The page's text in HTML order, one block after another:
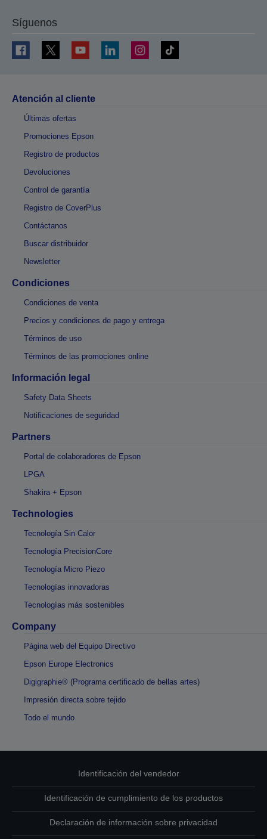
Síguenos
Atención al cliente
Últimas ofertas
Promociones Epson
Registro de productos
Devoluciones
Control de garantía
Registro de CoverPlus
Contáctanos
Buscar distribuidor
Newsletter
Condiciones
Condiciones de venta
Precios y condiciones de pago y entrega
Términos de uso
Términos de las promociones online
Información legal
Safety Data Sheets
Notificaciones de seguridad
Partners
Portal de colaboradores de Epson
LPGA
Shakira + Epson
Technologies
Tecnología Sin Calor
Tecnología PrecisionCore
Tecnología Micro Piezo
Tecnologías innovadoras
Tecnologías más sostenibles
Company
Página web del Equipo Directivo
Epson Europe Electronics
Digigraphie® (Programa certificado de bellas artes)
Impresión directa sobre tejido
Todo el mundo
Identificación del vendedor
Identificación de cumplimiento de los productos
Declaración de información sobre privacidad